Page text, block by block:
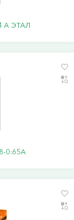
А ЭТАЛ
0:65А